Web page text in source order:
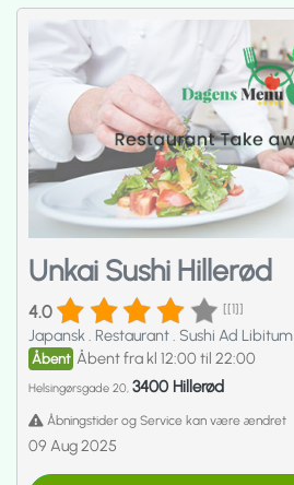
Unkai Sushi Hillerød
4.0 [[1]]
Japansk. Restaurant. Sushi Ad Libitum
Åbent Åbent fra kl 12:00 til 22:00
Helsingørsgade 20, 3400 Hillerød
Åbningstider og Service kan være ændret
09 Aug 2025